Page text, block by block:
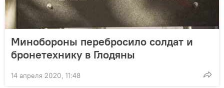
Минобороны перебросило солдат и
бронетехнику в Глодяны
14 апреля 2020, 11:48